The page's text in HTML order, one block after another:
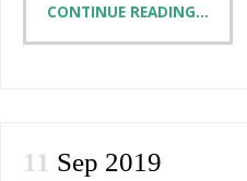
Sri
CONTINUE READING...
11 Sep 2019